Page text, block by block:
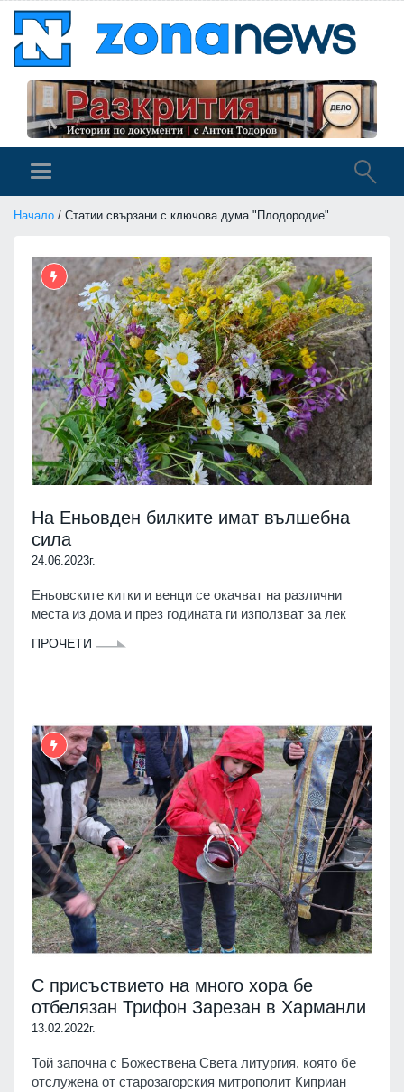
Начало / Статии свързани с ключова дума "Плодородие"
На Еньовден билките имат вълшебна
сила
24.06.2023г.
Еньовските китки и венци се окачват на различни
места из дома и през годината ги използват за лек
ПРОЧЕТИ
С присъствието на много хора бе
отбелязан Трифон Зарезан в Харманли
13.02.2022г.
Той започна с Божествена Света литургия, която бе
отслужена от старозагорския митрополит Киприан